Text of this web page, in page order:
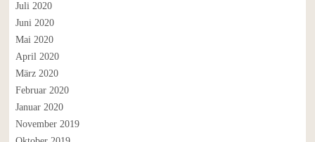
Juli 2020
Juni 2020
Mai 2020
April 2020
März 2020
Februar 2020
Januar 2020
November 2019